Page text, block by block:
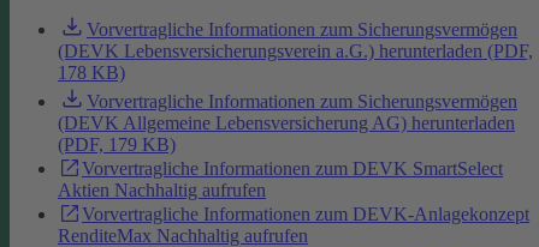
Vorvertragliche Informationen zum Sicherungsvermögen
(DEVK Lebensversicherungsverein a.G.) herunterladen (PDF,
178 KB)
Vorvertragliche Informationen zum Sicherungsvermögen
(DEVK Allgemeine Lebensversicherung AG) herunterladen
(PDF, 179 KB)
Vorvertragliche Informationen zum DEVK SmartSelect
Aktien Nachhaltig aufrufen
Vorvertragliche Informationen zum DEVK-Anlagekonzept
RenditeMax Nachhaltig aufrufen